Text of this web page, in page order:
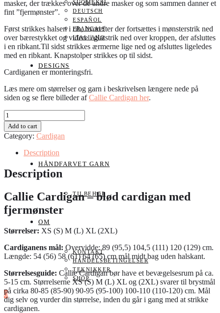
SUOMEKSI
DEUTSCH
ESPAÑOL
FRANÇAIS
ITALIANO
DESIGNS
HÅNDFARVET GARN
TILBEHØR
OM
KONTAKT
HANDELSBETINGELSER
TEKNIKKER
SHOP
0
masker, der trækkes over de andre masker og som sammen danner et
fint ”fjermønster”.
Først strikkes halsen i rib, hvorefter der fortsættes i mønsterstrik ned
over bærestykket og videre i glatstrik ned over kroppen, der afsluttes
i en ribkant.Til sidst strikkes ærmerne lige ned og afsluttes ligeledes
med en ribkant. Knapstolper strikkes op til sidst.
Cardiganen er monteringsfri.
Læs mere om størrelser og garn i beskrivelsen længere nede på
siden og se flere billeder afCallie Cardigan her.
Callie
Cardigan
quantity
Add to cart
Category: Cardigan
Description
Description
Callie Cardigan – blød cardigan med
fjermønster
Størrelser: XS (S) M (L) XL (2XL)
Cardiganens mål: Overvidde: 89 (95,5) 104,5 (111) 120 (129) cm.
Længde: 54 (56) 58 (61) 64 (65) cm mål midt bag uden halskant.
Størrelsesguide: Callie Cardigan bør have et bevægelsesrum på ca.
5-15 cm. Størrelserne XS (S) M (L) XL og (2XL) svarer til brystmål
på cirka 80-85 (85-90) 90-95 (95-100) 100-110 (110-120) cm. Mål
dig selv og vurder din størrelse, inden du går i gang med at strikke
cardiganen.